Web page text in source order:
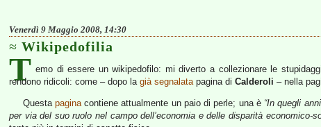
Venerdì 9 Maggio 2008, 14:30
Wikipedofilia
T emo di essere un wikipedofilo: mi diverto a collezionare le
rendono ridicoli: come – dopo la già segnalatapagina di Calderoli – nella
Questa paginacontiene attualmente un paio di perle; una è “In quegli
per via del suo ruolo nel campo dell’economia e delle disparità economico-